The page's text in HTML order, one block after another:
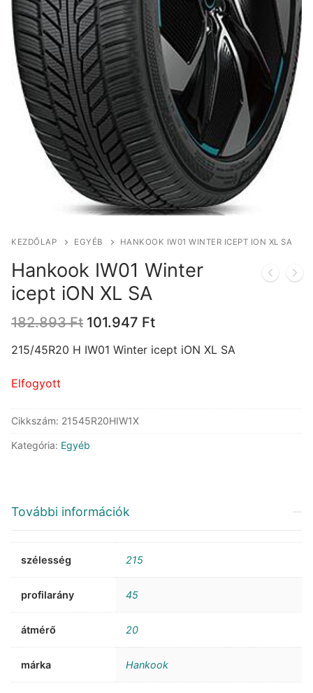
KEZDŐLAP EGYÉB HANKOOK IW01 WINTER ICEPT ION XL SA
Hankook IW01 Winter
icept iON XL SA
182.893Ft Original
was:
101.947 FtCurrent
is:
215/45R20 H IW01 Winter icept iON XL SA
Elfogyott
Cikkszám: 21545R20HIW1X
Kategória: Egyéb
További információk
szélesség 215
profilarány 45
átmérő 20
márka Hankook